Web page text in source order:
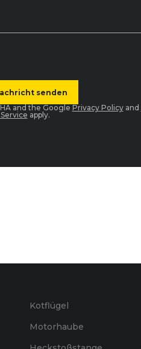
and the Google Privacy Policyand
apply.
Kotflügel
Motorhaube